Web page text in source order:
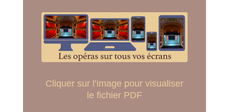
Cliquer sur l’image pour visualiser
le fichier PDF